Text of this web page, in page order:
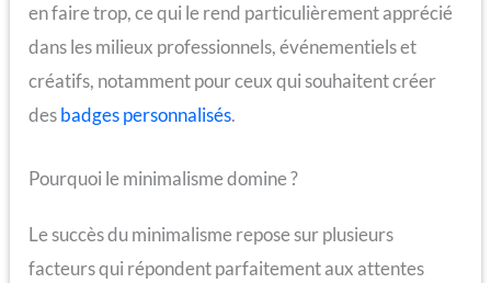
en faire trop, ce qui le rend particulièrement apprécié
dans les milieux professionnels, événementiels et
créatifs, notamment pour ceux qui souhaitent créer
desbadges personnalisés.
Pourquoi le minimalisme domine ?
Le succès du minimalisme repose sur plusieurs
facteurs qui répondent parfaitement aux attentes